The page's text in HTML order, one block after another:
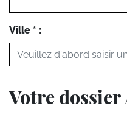
Ville * :
Votre